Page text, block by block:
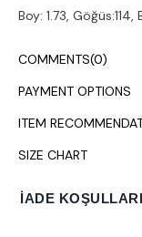
Boy: 1.73,
temizleme yapılması
COMMENTS(0)
PAYMENT OPTIONS
ITEM
SIZE CHART
İADE KOŞULLARI